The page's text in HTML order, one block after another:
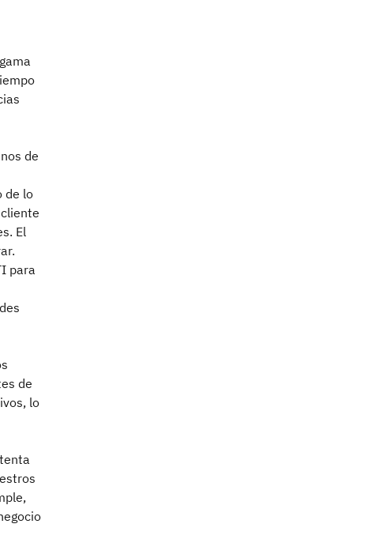
de
de lo
El
para
de
lo